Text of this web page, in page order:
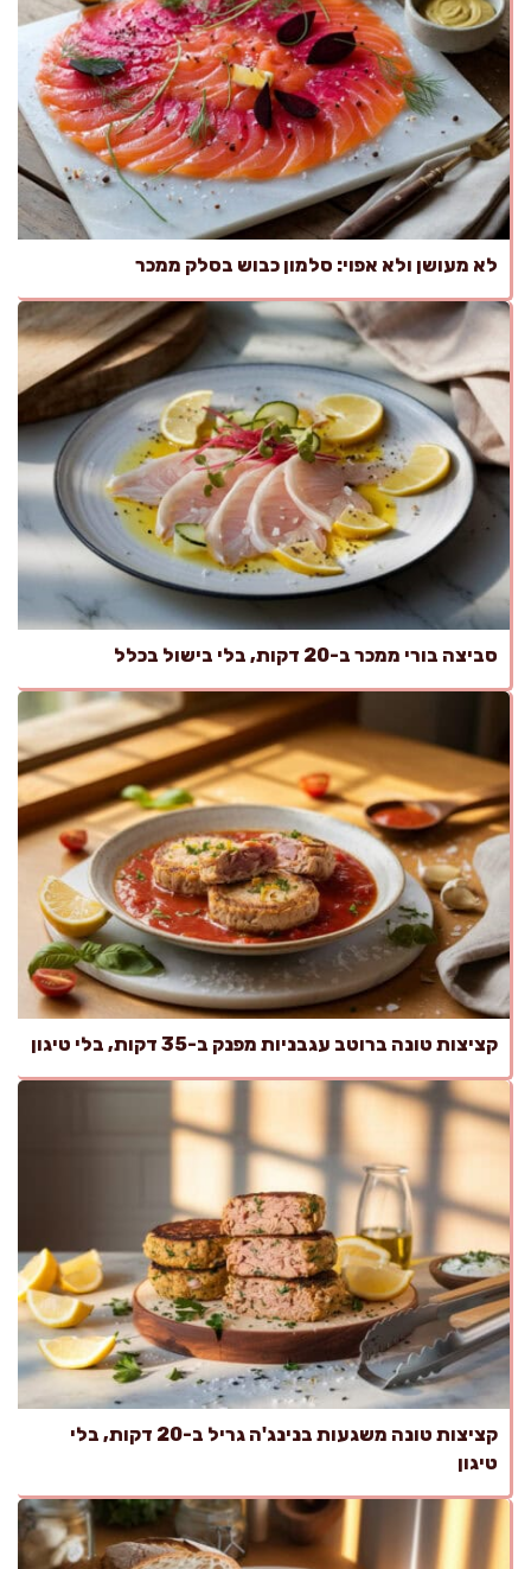
לא מעושן ולא אפוי: סלמון כבוש בסלק ממכר
סביצה בורי ממכר ב-20 דקות, בלי בישול בכלל
קציצות טונה ברוטב עגבניות מפנק ב-35 דקות, בלי טיגון
קציצות טונה משגעות בנינג'ה גריל ב-20 דקות, בלי
טיגון